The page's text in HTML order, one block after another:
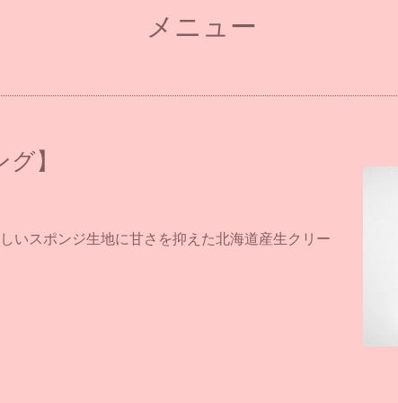
メニュー
】
いスポンジ生地に甘さを抑えた北海道産生クリー